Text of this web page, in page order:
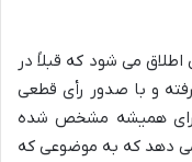
می شود که قبلاً در
و با صدور رأی قطعی
همیشه مشخص شده
دهد که به موضوعی که